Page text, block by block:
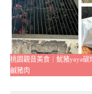
桃園觀音美食｜魷豬yaya
鹹豬肉